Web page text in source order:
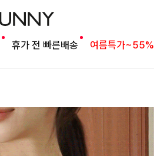
휴가 전 빠른배송 여름특가~55%